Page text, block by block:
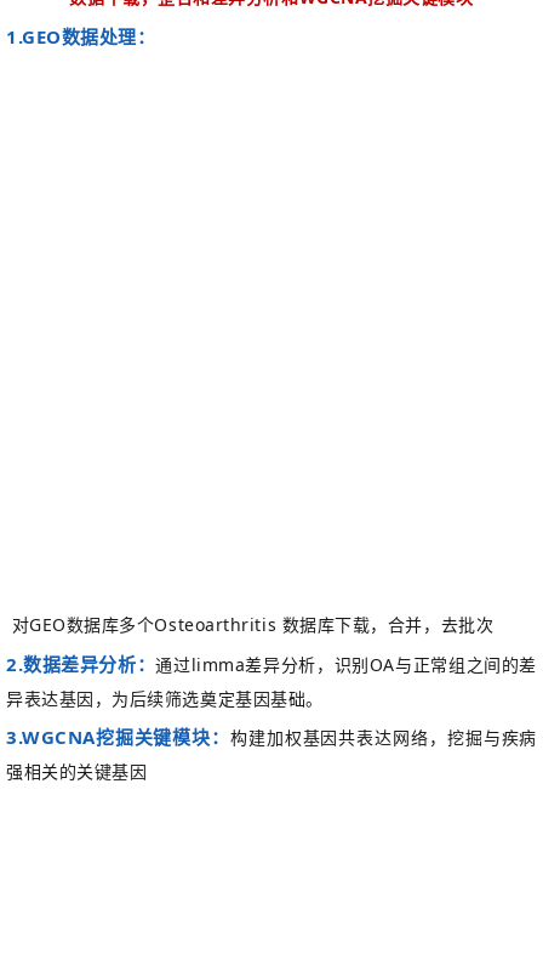
1.GEO数据处理：
对GEO数据库多个Osteoarthritis 数据库下载，合并，去批次
2.数据差异分析：通过limma差异分析，识别OA与正常组之间的差
异表达基因，为后续筛选奠定基因基础。
3.WGCNA挖掘关键模块： 构建加权基因共表达网络，挖掘与疾病
强相关的关键基因